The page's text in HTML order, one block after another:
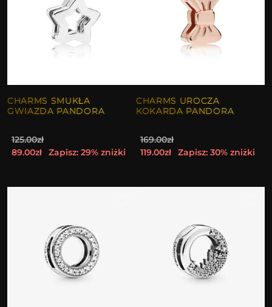
CHARMS SMUKŁA
GWIAZDA PANDORA
125.00zł
89.00zł
Zapisz: 29% zniżki
CHARMS UROCZA
KOKARDA PANDORA
169.00zł
119.00zł
Zapisz: 30% zniżki